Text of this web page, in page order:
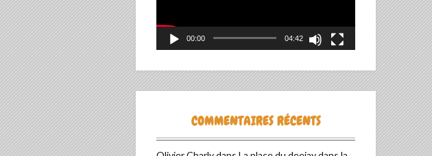
00:00 04:42
COMMENTAIRES RÉCENTS